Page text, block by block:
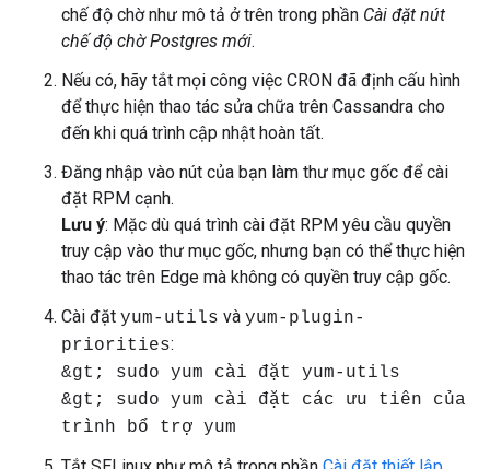
chế độ chờ như mô tả ở trên trong phần Cài đặt nút
chế độ chờ Postgres mới.
Nếu có, hãy tắt mọi công việc CRON đã định cấu hình
để thực hiện thao tác sửa chữa trên Cassandra cho
đến khi quá trình cập nhật hoàn tất.
Đăng nhập vào nút của bạn làm thư mục gốc để cài
đặt RPM cạnh.
Lưu ý: Mặc dù quá trình cài đặt RPM yêu cầu quyền
truy cập vào thư mục gốc, nhưng bạn có thể thực hiện
thao tác trên Edge mà không có quyền truy cập gốc.
Cài đặt yum-utils và yum-plugin-
priorities:
&gt; sudo yum cài đặt yum-utils
&gt; sudo yum cài đặt các ưu tiên của
trình bổ trợ yum